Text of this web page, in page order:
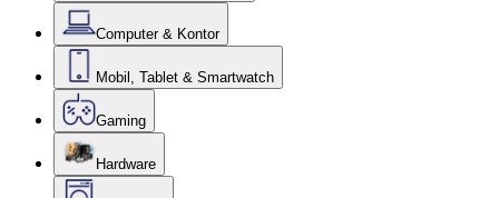
Computer & Kontor
Mobil, Tablet & Smartwatch
Gaming
Hardware